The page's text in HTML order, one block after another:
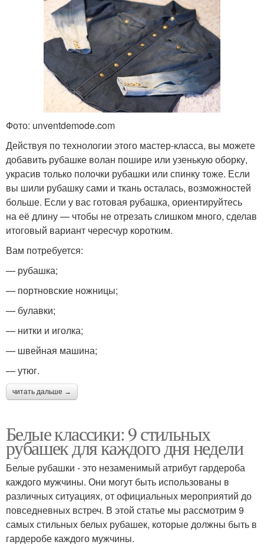
Фото: unventdemode.com
Действуя по технологии этого мастер-класса, вы можете
добавить рубашке волан пошире или узенькую оборку,
украсив только полочки рубашки или спинку тоже. Если
вы шили рубашку сами и ткань осталась, возможностей
больше. Если у вас готовая рубашка, ориентируйтесь
на её длину — чтобы не отрезать слишком много, сделав
итоговый вариант чересчур коротким.
Вам потребуется:
— рубашка;
— портновские ножницы;
— булавки;
— нитки и иголка;
— швейная машина;
— утюг.
читать дальше →
Белые классики: 9 стильных
рубашек для каждого дня недели
Белые рубашки - это незаменимый атрибут гардероба
каждого мужчины. Они могут быть использованы в
различных ситуациях, от официальных мероприятий до
повседневных встреч. В этой статье мы рассмотрим 9
самых стильных белых рубашек, которые должны быть в
гардеробе каждого мужчины.